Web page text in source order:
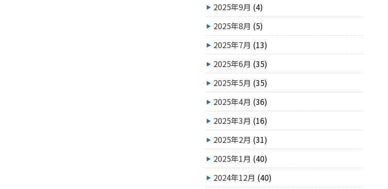
2025年9月 (4)
2025年8月 (5)
2025年7月 (13)
2025年6月 (35)
2025年5月 (35)
2025年4月 (36)
2025年3月 (16)
2025年2月 (31)
2025年1月 (40)
2024年12月 (40)